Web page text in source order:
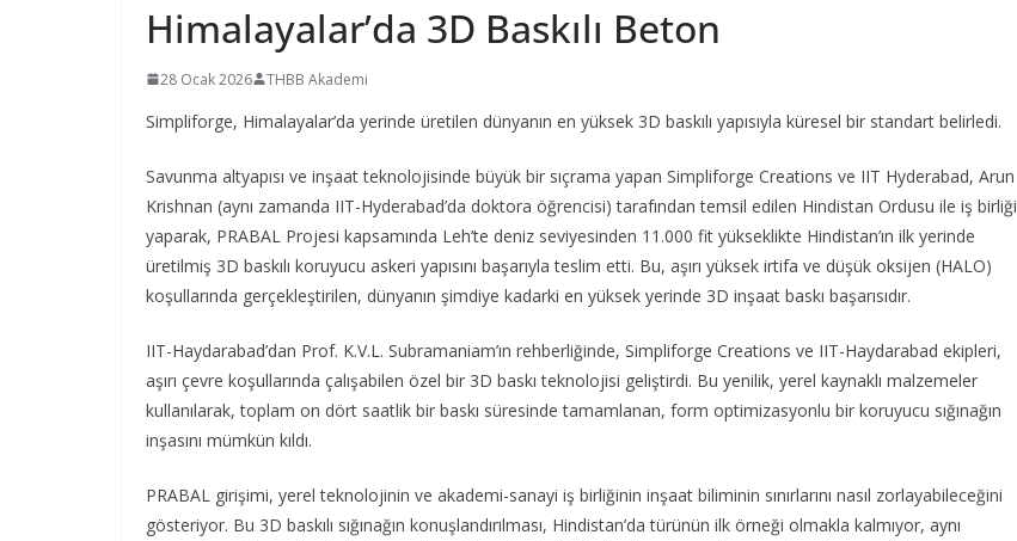
Himalayalar’da 3D Baskılı Beton
28 Ocak 2026 THBB Akademi
Simpliforge, Himalayalar’da yerinde üretilen dünyanın en yüksek 3D baskılı yapısıyla küresel bir standart belirledi.
Savunma altyapısı ve inşaat teknolojisinde büyük bir sıçrama yapan Simpliforge Creations ve IIT Hyderabad, Arun
Krishnan (aynı zamanda IIT-Hyderabad’da doktora öğrencisi) tarafından temsil edilen Hindistan Ordusu ile iş birliği
yaparak, PRABAL Projesi kapsamında Leh’te deniz seviyesinden 11.000 fit yükseklikte Hindistan’ın ilk yerinde
üretilmiş 3D baskılı koruyucu askeri yapısını başarıyla teslim etti. Bu, aşırı yüksek irtifa ve düşük oksijen (HALO)
koşullarında gerçekleştirilen, dünyanın şimdiye kadarki en yüksek yerinde 3D inşaat baskı başarısıdır.
IIT-Haydarabad’dan Prof. K.V.L. Subramaniam’ın rehberliğinde, Simpliforge Creations ve IIT-Haydarabad ekipleri,
aşırı çevre koşullarında çalışabilen özel bir 3D baskı teknolojisi geliştirdi. Bu yenilik, yerel kaynaklı malzemeler
kullanılarak, toplam on dört saatlik bir baskı süresinde tamamlanan, form optimizasyonlu bir koruyucu sığınağın
inşasını mümkün kıldı.
PRABAL girişimi, yerel teknolojinin ve akademi-sanayi iş birliğinin inşaat biliminin sınırlarını nasıl zorlayabileceğini
gösteriyor. Bu 3D baskılı sığınağın konuşlandırılması, Hindistan’da türünün ilk örneği olmakla kalmıyor, aynı